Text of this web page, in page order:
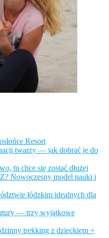
Resort
twarzy — jak dobrać je do
tu chce się zostać dłużej
Nowoczesny model nauki i
łódzkim idealnych dla
— trzy wyjątkowe
trekking z dzieckiem +